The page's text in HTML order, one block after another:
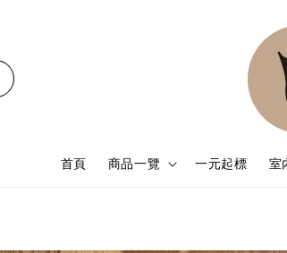
首頁 商品一覽 一元起標 室